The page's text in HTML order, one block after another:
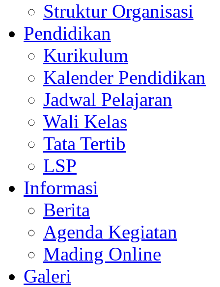
Struktur Organisasi
Pendidikan
Kurikulum
Kalender Pendidikan
Jadwal Pelajaran
Wali Kelas
Tata Tertib
LSP
Informasi
Berita
Agenda Kegiatan
Mading Online
Galeri